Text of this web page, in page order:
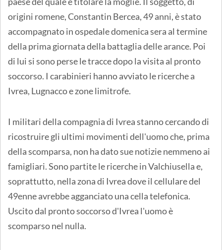
origini romene, Constantin Bercea, 49 anni, è stato
accompagnato in ospedale domenica sera al termine
della prima giornata della battaglia delle arance. Poi
di lui si sono perse le tracce dopo la visita al pronto
soccorso. I carabinieri hanno avviato le ricerche a
Ivrea, Lugnacco e zone limitrofe.
I militari della compagnia di Ivrea stanno cercando di
ricostruire gli ultimi movimenti dell'uomo che, prima
della scomparsa, non ha dato sue notizie nemmeno ai
famigliari. Sono partite le ricerche in Valchiusella e,
soprattutto, nella zona di Ivrea dove il cellulare del
49enne avrebbe agganciato una cella telefonica.
Uscito dal pronto soccorso d'Ivrea l'uomo è
scomparso nel nulla.